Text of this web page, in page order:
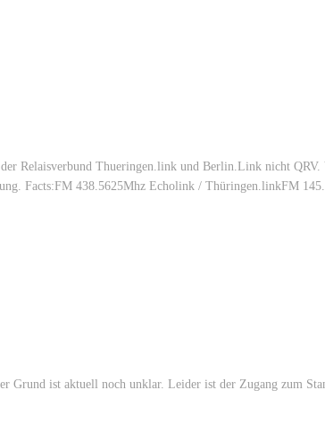
Relaisverbund Thueringen.link und Berlin.Link nicht QRV.
Facts:FM 438.5625Mhz Echolink / Thüringen.linkFM
ist aktuell noch unklar. Leider ist der Zugang zum